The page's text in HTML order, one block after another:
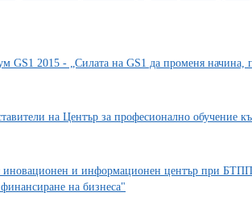
GS1 2015 - „Силата на GS1 да променя начина,
на Център за професионално
иновационен и информационен център при
на бизнеса"